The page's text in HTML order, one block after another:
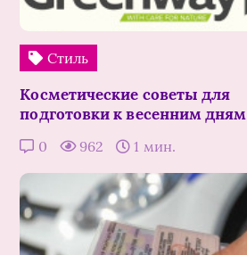
Стиль
Косметические советы для
подготовки к весенним дням
0 962 1 мин.